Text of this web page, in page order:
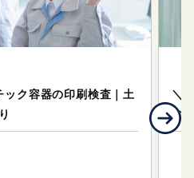
ク容器の印刷検査｜土
＼
の